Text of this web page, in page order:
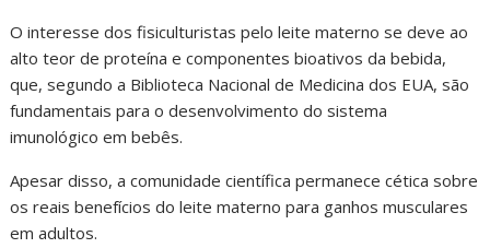
O interesse dos fisiculturistas pelo leite materno se deve ao
alto teor de proteína e componentes bioativos da bebida,
que, segundo a Biblioteca Nacional de Medicina dos EUA, são
fundamentais para o desenvolvimento do sistema
imunológico em bebês.
Apesar disso, a comunidade científica permanece cética sobre
os reais benefícios do leite materno para ganhos musculares
em adultos.